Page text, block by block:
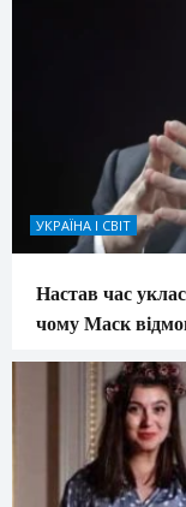
УКРАЇНА І СВІТ
Настав час
чому Маск